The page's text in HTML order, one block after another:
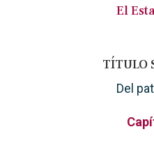
El
TÍTULO
Del